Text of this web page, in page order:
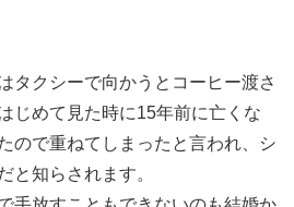
タクシーで向かうとコーヒー渡さ
じめて見た時に15年前に亡くな
ので重ねてしまったと言われ、シ
と知らされます。